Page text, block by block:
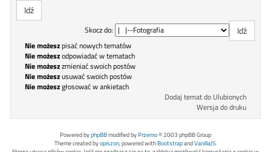
Skocz do:
Nie możeszpisać nowych tematów
Nie możeszodpowiadać w tematach
Nie możeszzmieniać swoich postów
Nie możeszusuwać swoich postów
Nie możeszgłosować w ankietach
Dodaj temat do Ulubionych
Wersja do druku
Powered byphpBBmodified byPrzemo© 2003 phpBB Group
Theme created byopiszon, powered withBootstrapandVanillaJS.